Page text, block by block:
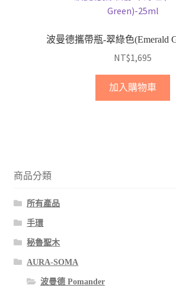
波曼德攜帶瓶-翠綠色(Emerald
NT$1,695
加入購物車
商品分類
所有產品
手環
秘魯聖木
AURA-SOMA
波曼德 Pomander